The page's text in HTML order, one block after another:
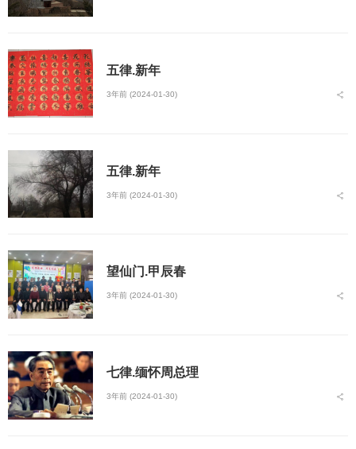
五律.新年
3年前 (2024-01-30)
五律.新年
3年前 (2024-01-30)
望仙门.甲辰春
3年前 (2024-01-30)
七律.缅怀周总理
3年前 (2024-01-30)